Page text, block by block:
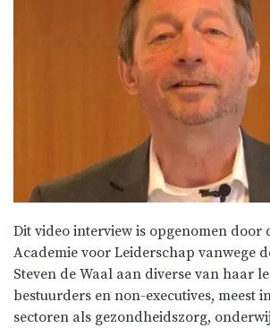
Dit video interview is opgenomen door
Academie voor Leiderschap vanwege
Steven de Waal aan diverse van haar
bestuurders en non-executives, meest
sectoren als gezondheidszorg,